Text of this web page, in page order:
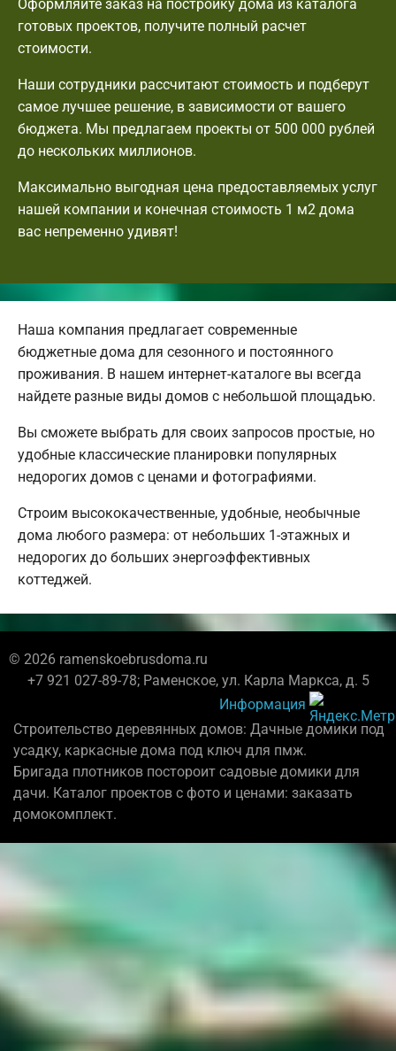
Оформляйте заказ на постройку дома из каталога
готовых проектов, получите полный расчет
стоимости.
Наши сотрудники рассчитают стоимость и подберут
самое лучшее решение, в зависимости от вашего
бюджета. Мы предлагаем проекты от 500 000 рублей
до нескольких миллионов.
Максимально выгодная цена предоставляемых услуг
нашей компании и конечная стоимость 1 м2 дома
вас непременно удивят!
Наша компания предлагает современные
бюджетные дома для сезонного и постоянного
проживания. В нашем интернет-каталоге вы всегда
найдете разные виды домов с небольшой площадью.
Вы сможете выбрать для своих запросов простые, но
удобные классические планировки популярных
недорогих домов с ценами и фотографиями.
Строим высококачественные, удобные, необычные
дома любого размера: от небольших 1-этажных и
недорогих до больших энергоэффективных
коттеджей.
© 2026 ramenskoebrusdoma.ru
+7 921 027-89-78; Раменское, ул. Карла Маркса, д. 5
Информация
Строительство деревянных домов: Дачные домики под
усадку, каркасные дома под ключ для пмж.
Бригада плотников постороит садовые домики для
дачи. Каталог проектов с фото и ценами: заказать
домокомплект.